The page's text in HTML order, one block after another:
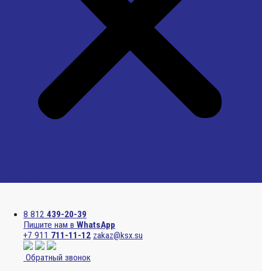
8 812 439-20-39
Пишите нам в WhatsApp
+7 911 711-11-12 zakaz@ksx.su
Обратный звонок